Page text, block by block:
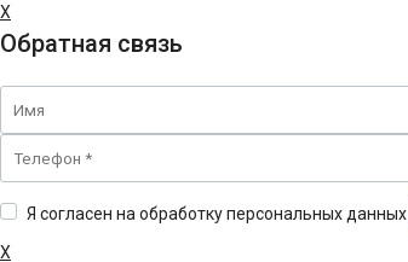
X
Обратная связь
Я согласен на обработку персональных данных
X